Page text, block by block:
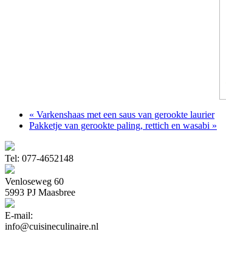
« Varkenshaas met een saus van gerookte laurier
Pakketje van gerookte paling, rettich en wasabi »
Tel: 077-4652148
Venloseweg 60
5993 PJ Maasbree
E-mail:
info@cuisineculinaire.nl